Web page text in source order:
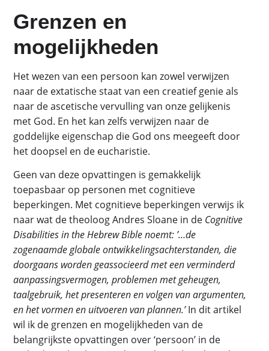
Grenzen en
mogelijkheden
Het wezen van een persoon kan zowel verwijzen
naar de extatische staat van een creatief genie als
naar de ascetische vervulling van onze gelijkenis
met God. En het kan zelfs verwijzen naar de
goddelijke eigenschap die God ons meegeeft door
het doopsel en de eucharistie.
Geen van deze opvattingen is gemakkelijk
toepasbaar op personen met cognitieve
beperkingen. Met cognitieve beperkingen verwijs ik
naar wat de theoloog Andres Sloane in de Cognitive
Disabilities in the Hebrew Bible noemt: ’…de
zogenaamde globale ontwikkelingsachterstanden, die
doorgaans worden geassocieerd met een verminderd
aanpassingsvermogen, problemen met geheugen,
taalgebruik, het presenteren en volgen van argumenten,
en het vormen en uitvoeren van plannen.’In dit artikel
wil ik de grenzen en mogelijkheden van de
belangrijkste opvattingen over ‘persoon’ in de